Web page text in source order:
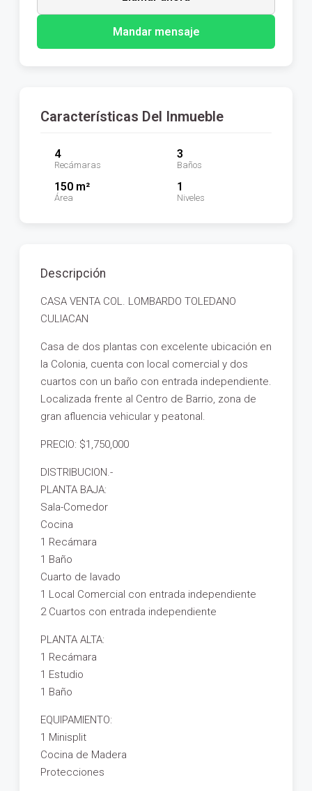
Mandar mensaje
Características Del Inmueble
4
Recámaras
3
Baños
150 m²
Área
1
Niveles
Descripción
CASA VENTA COL. LOMBARDO TOLEDANO
CULIACAN
Casa de dos plantas con excelente ubicación en
la Colonia, cuenta con local comercial y dos
cuartos con un baño con entrada independiente.
Localizada frente al Centro de Barrio, zona de
gran afluencia vehicular y peatonal.
PRECIO: $1,750,000
DISTRIBUCION.-
PLANTA BAJA:
Sala-Comedor
Cocina
1 Recámara
1 Baño
Cuarto de lavado
1 Local Comercial con entrada independiente
2 Cuartos con entrada independiente
PLANTA ALTA:
1 Recámara
1 Estudio
1 Baño
EQUIPAMIENTO:
1 Minisplit
Cocina de Madera
Protecciones